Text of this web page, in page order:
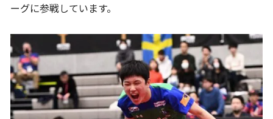
ーグに参戦しています。